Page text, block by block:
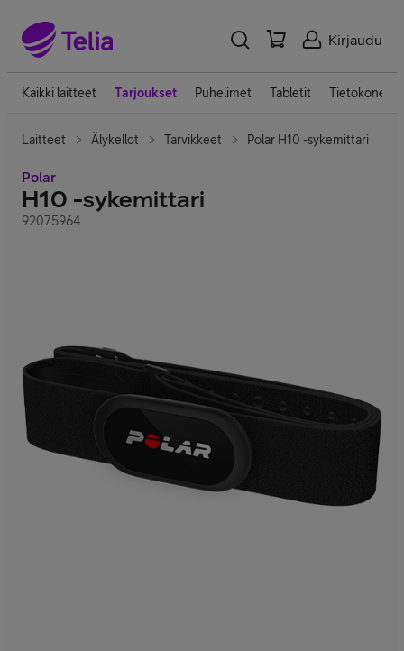
Kirjaudu
Kaikki laitteet Tarjoukset Puhelimet Tabletit Tietokoneet
Laitteet Älykellot Tarvikkeet Polar H10 -sykemittari
Polar
H10 -sykemittari
92075964